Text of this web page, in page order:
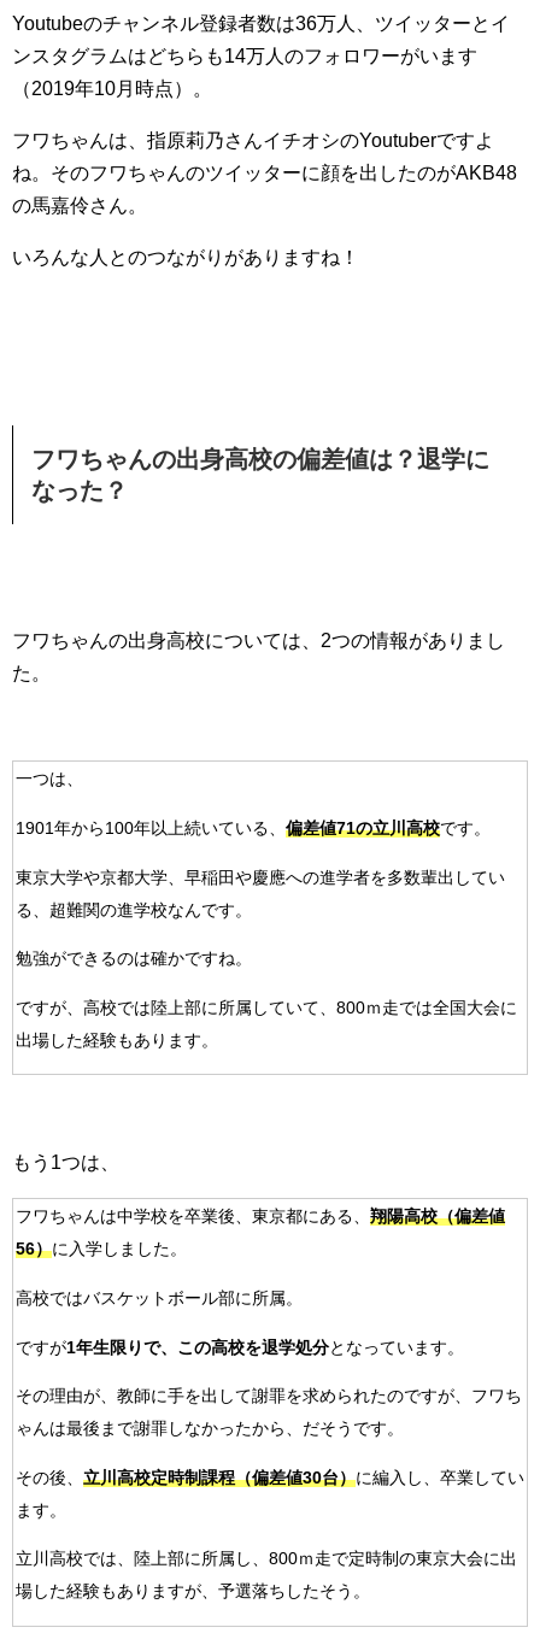
Youtubeのチャンネル登録者数は36万人、ツイッターとイ
ンスタグラムはどちらも14万人のフォロワーがいます
（2019年10月時点）。
フワちゃんは、指原莉乃さんイチオシのYoutuberですよ
ね。そのフワちゃんのツイッターに顔を出したのがAKB48
の馬嘉伶さん。
いろんな人とのつながりがありますね！
フワちゃんの出身高校の偏差値は？退学に
なった？
フワちゃんの出身高校については、2つの情報がありまし
た。
一つは、
1901年から100年以上続いている、 偏差値71の立川高校です。
東京大学や京都大学、早稲田や慶應への進学者を多数輩出してい
る、超難関の進学校なんです。
勉強ができるのは確かですね。
ですが、高校では陸上部に所属していて、800ｍ走では全国大会に
出場した経験もあります。
もう1つは、
フワちゃんは中学校を卒業後、東京都にある、 翔陽高校（偏差値
56）に入学しました。
高校ではバスケットボール部に所属。
ですが1年生限りで、この高校を退学処分となっています。
その理由が、教師に手を出して謝罪を求められたのですが、フワち
ゃんは最後まで謝罪しなかったから、だそうです。
その後、 立川高校定時制課程（偏差値30台）に編入し、卒業してい
ます。
立川高校では、陸上部に所属し、800ｍ走で定時制の東京大会に出
場した経験もありますが、予選落ちしたそう。